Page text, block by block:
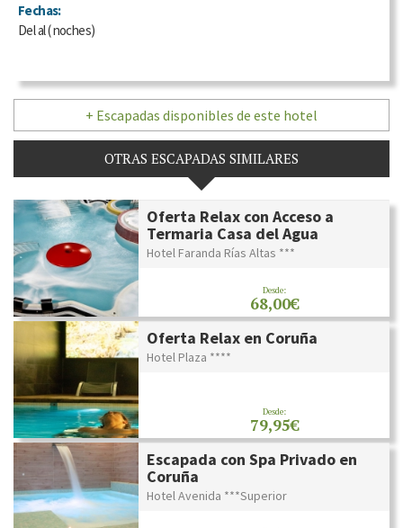
Fechas:
Delal(noches)
+ Escapadas disponibles de este hotel
OTRAS ESCAPADAS SIMILARES
Oferta Relax con Acceso a
Termaria Casa del Agua
Hotel Faranda Rías Altas ***
Desde:
68,00€
Oferta Relax en Coruña
Hotel Plaza ****
Desde:
79,95€
Escapada con Spa Privado en
Coruña
Hotel Avenida ***Superior